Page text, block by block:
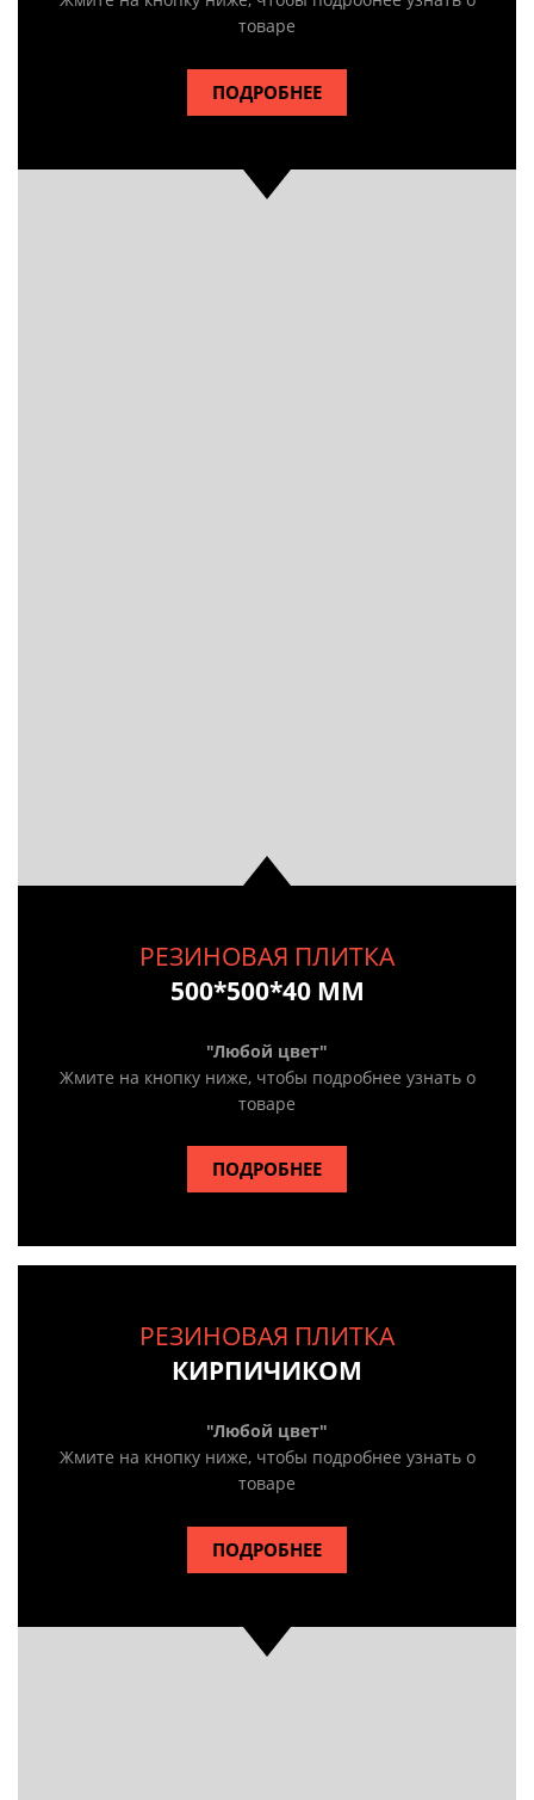
товаре
ПОДРОБНЕЕ
РЕЗИНОВАЯ ПЛИТКА
500*500*40 ММ
"Любой цвет"
Жмите на кнопку ниже, чтобы подробнее узнать о
товаре
ПОДРОБНЕЕ
РЕЗИНОВАЯ ПЛИТКА
КИРПИЧИКОМ
"Любой цвет"
Жмите на кнопку ниже, чтобы подробнее узнать о
товаре
ПОДРОБНЕЕ